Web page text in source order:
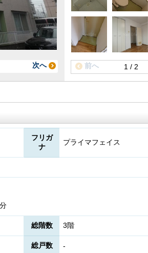
次へ 1 / 2
前へ
フリガ
ナ
プライマフェイス
分
総階数 3階
総戸数 -